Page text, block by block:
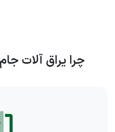
چرا یراق آلات